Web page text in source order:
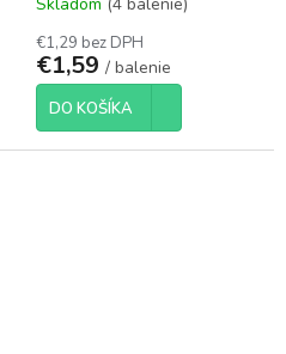
€1,29 bez DPH
€1,59 / balenie
DO KOŠÍKA